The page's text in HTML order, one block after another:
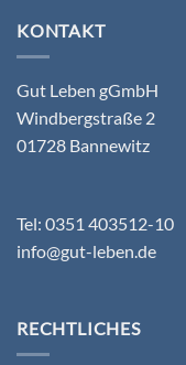
KONTAKT
Gut Leben gGmbH
Windbergstraße 2
01728 Bannewitz
Tel: 0351 403512-10
info@gut-leben.de
RECHTLICHES